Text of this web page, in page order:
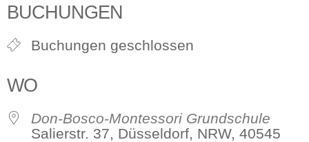
BUCHUNGEN
Buchungen geschlossen
WO
Don-Bosco-Montessori Grundschule
Salierstr. 37, Düsseldorf, NRW, 40545